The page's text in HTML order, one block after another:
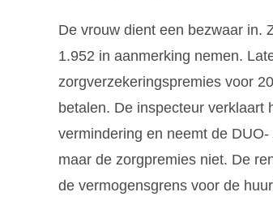
De vrouw dient een bezwaar in.
1.952 in aanmerking nemen.
zorgverzekeringspremies voor
betalen. De inspecteur verklaart
vermindering en neemt de
maar de zorgpremies niet. De
de vermogensgrens voor de